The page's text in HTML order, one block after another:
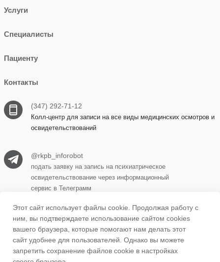
Услуги
Специалисты
Пациенту
Контакты
(347) 292-71-12
Колл-центр для записи на все виды медицинских осмотров и
освидетельствований
@rkpb_inforobot
подать заявку на запись на психиатрическое
освидетельствование через информационный
сервис в Телеграмм
450069, г. Уфа, ул. Прудная, д. 15 корпус 1
ufa.rkpb1@doctorrb.ru
Этот сайт использует файлы cookie. Продолжая работу с
ним, вы подтверждаете использование сайтом cookies
вашего браузера, которые помогают нам делать этот
сайт удобнее для пользователей. Однако вы можете
запретить сохранение файлов cookie в настройках